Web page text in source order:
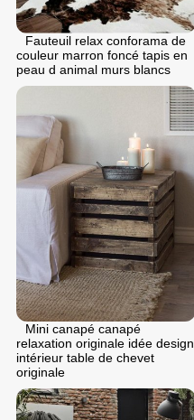
Fauteuil relax conforama de
couleur marron foncé tapis en
peau d animal murs blancs
Mini canapé canapé
relaxation originale idée design
intérieur table de chevet
originale